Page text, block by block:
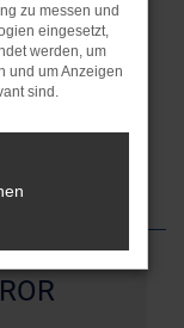
auch für
zu messen und
eingesetzt,
werden, um
und um Anzeigen
sind.